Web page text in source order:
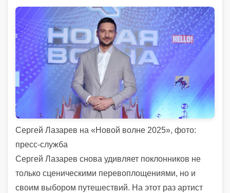
Сергей Лазарев на «Новой волне 2025», фото:
пресс-служба
Сергей Лазарев снова удивляет поклонников не
только сценическими перевоплощениями, но и
своим выбором путешествий. На этот раз артист